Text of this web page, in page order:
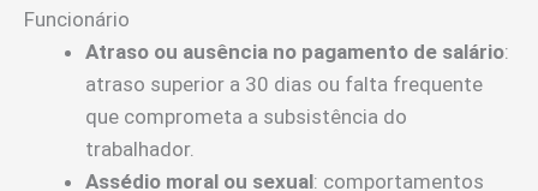
Funcionário
Atraso ou ausência no pagamento de salário:
atraso superior a 30 dias ou falta frequente
que comprometa a subsistência do
trabalhador.
Assédio moral ou sexual: comportamentos